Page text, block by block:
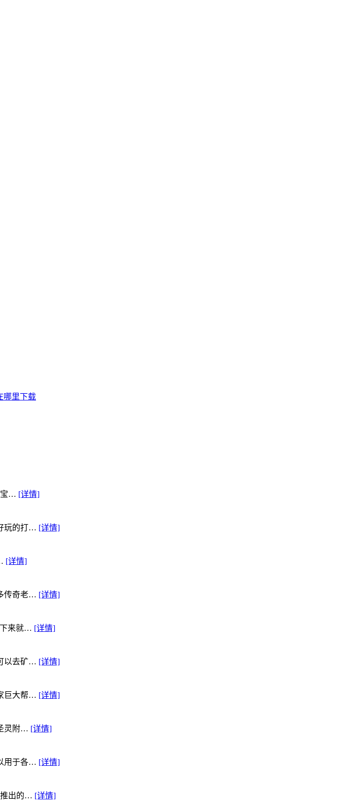
哪里下载
宝… [详情]
玩的打… [详情]
[详情]
传奇老… [详情]
下来就… [详情]
以去矿… [详情]
巨大帮… [详情]
灵附… [详情]
用于各… [详情]
推出的… [详情]